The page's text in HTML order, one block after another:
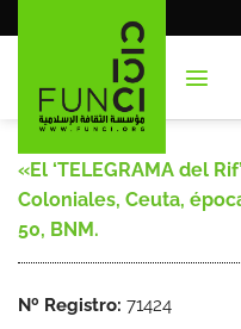
al
«El ‘TELEGRAMA del
Coloniales, Ceuta,
50, BNM.
Nº Registro: 71424